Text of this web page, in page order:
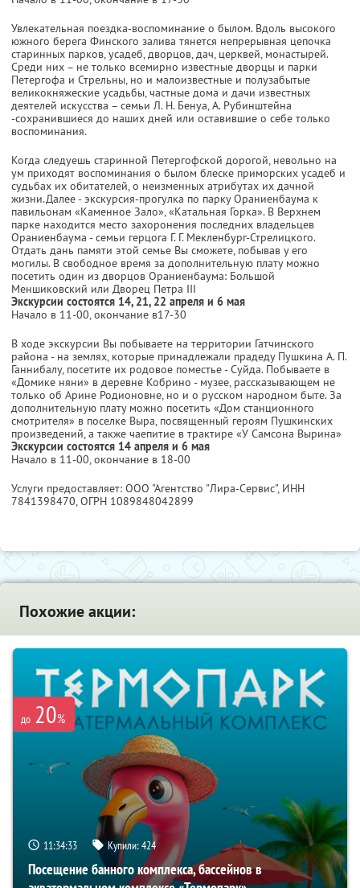
Увлекательная поездка-воспоминание о былом. Вдоль высокого
южного берега Финского залива тянется непрерывная цепочка
старинных парков, усадеб, дворцов, дач, церквей, монастырей.
Среди них – не только всемирно известные дворцы и парки
Петергофа и Стрельны, но и малоизвестные и полузабытые
великокняжеские усадьбы, частные дома и дачи известных
деятелей искусства – семьи Л. Н. Бенуа, А. Рубинштейна
-сохранившиеся до наших дней или оставившие о себе только
воспоминания.
Когда следуешь старинной Петергофской дорогой, невольно на
ум приходят воспоминания о былом блеске приморских усадеб и
судьбах их обитателей, о неизменных атрибутах их дачной
жизни.Далее - экскурсия-прогулка по парку Ораниенбаума к
павильонам «Каменное Зало», «Катальная Горка». В Верхнем
парке находится место захоронения последних владельцев
Ораниенбаума - семьи герцога Г. Г. Мекленбург-Стрелицкого.
Отдать дань памяти этой семье Вы сможете, побывав у его
могилы. В свободное время за дополнительную плату можно
посетить один из дворцов Ораниенбаума: Большой
Меншиковский или Дворец Петра III
Экскурсии состоятся 14, 21, 22 апреля и 6 мая
Начало в 11-00, окончание в17-30
В ходе экскурсии Вы побываете на территории Гатчинского
района - на землях, которые принадлежали прадеду Пушкина А. П.
Ганнибалу, посетите их родовое поместье - Суйда. Побываете в
«Домике няни» в деревне Кобрино - музее, рассказывающем не
только об Арине Родионовне, но и о русском народном быте. За
дополнительную плату можно посетить «Дом станционного
смотрителя» в поселке Выра, посвященный героям Пушкинских
произведений, а также чаепитие в трактире «У Самсона Вырина»
Экскурсии состоятся 14 апреля и 6 мая
Начало в 11-00, окончание в 18-00
Услуги предоставляет: ООО "Агентство "Лира-Сервис", ИНН
7841398470, ОГРН 1089848042899
Похожие акции:
до 20%
11:34:32 Купили:424
Посещение банного комплекса, бассейнов в